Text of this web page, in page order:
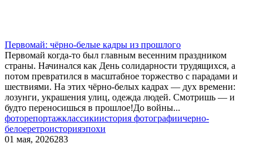
Первомай: чёрно‑белые кадры из прошлого
Первомай когда‑то был главным весенним праздником
страны. Начинался как День солидарности трудящихся, а
потом превратился в масштабное торжество с парадами и
шествиями. На этих чёрно‑белых кадрах — дух времени:
лозунги, украшения улиц, одежда людей. Смотришь — и
будто переносишься в прошлое!До войны...
фоторепортажклассикиистория фотографиичерно-
белоеретроисторияэпохи
01 мая, 2026283